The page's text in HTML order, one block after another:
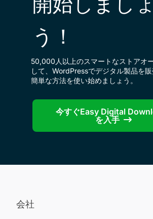
う！
50,000人以上のスマートなストアオ
して、WordPressでデジタル製品を
簡単な方法を使い始めましょう。
今すぐEasy Digital
を入手
会社